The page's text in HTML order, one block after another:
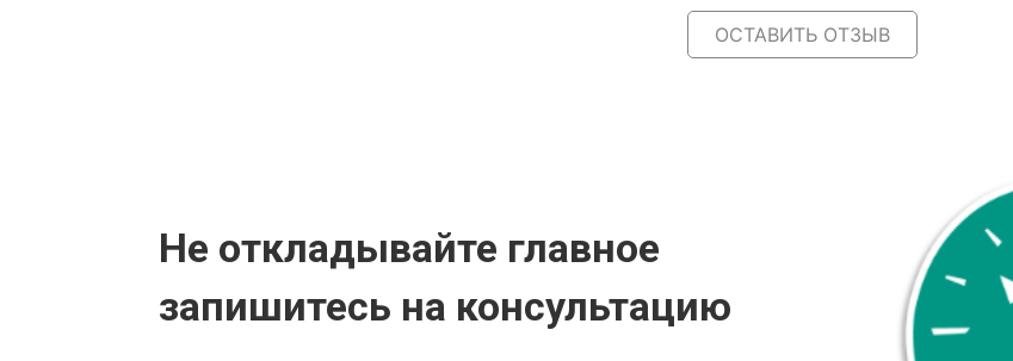
ОСТАВИТЬ ОТЗЫВ
Не откладывайте главное
запишитесь на консультацию